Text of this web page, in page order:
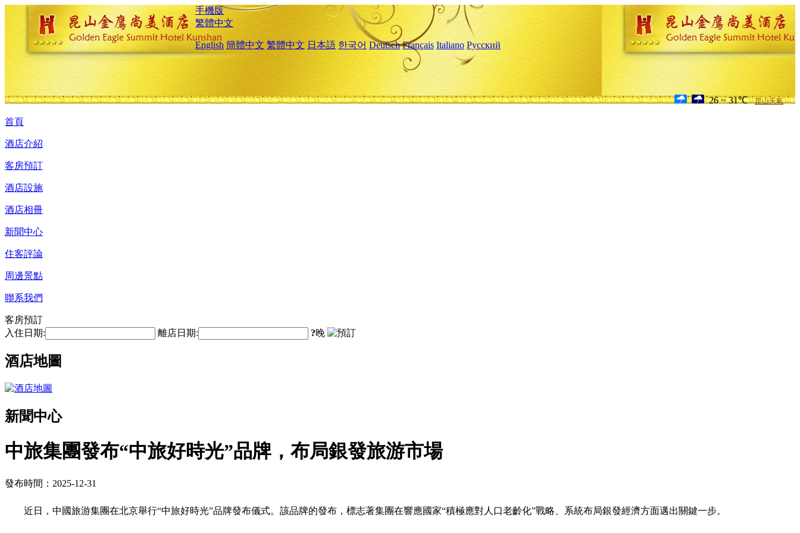
手機版
繁體中文
English 簡體中文 繁體中文 日本語 한국어 Deutsch Français Italiano Русский
26 ~ 31℃ 昆山天氣
首頁
酒店介紹
客房預訂
酒店設施
酒店相冊
新聞中心
住客評論
周邊景點
聯系我們
客房預訂
入住日期:
離店日期: ?晚
酒店地圖
新聞中心
中旅集團發布“中旅好時光”品牌，布局銀發旅游市場
發布時間：2025-12-31
近日，中國旅游集團在北京舉行“中旅好時光”品牌發布儀式。該品牌的發布，標志著集團在響應國家“積極應對人口老齡化”戰略、系統布局銀發經濟方面邁出關鍵一步。